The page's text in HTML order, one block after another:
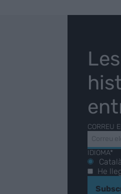
CORREU
IDIOMA*
Català
He